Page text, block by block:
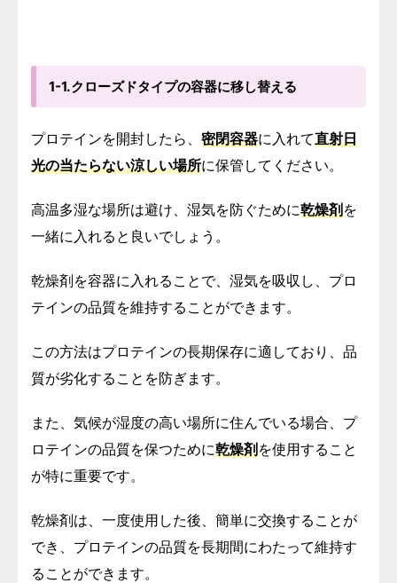
1-1.クローズドタイプの容器に移し替える
プロテインを開封したら、 密閉容器に入れて直射日
光の当たらない涼しい場所に保管してください。
高温多湿な場所は避け、湿気を防ぐために乾燥剤を
一緒に入れると良いでしょう。
乾燥剤を容器に入れることで、湿気を吸収し、プロ
テインの品質を維持することができます。
この方法はプロテインの長期保存に適しており、品
質が劣化することを防ぎます。
また、気候が湿度の高い場所に住んでいる場合、プ
ロテインの品質を保つために乾燥剤を使用すること
が特に重要です。
乾燥剤は、一度使用した後、簡単に交換することが
でき、プロテインの品質を長期間にわたって維持す
ることができます。